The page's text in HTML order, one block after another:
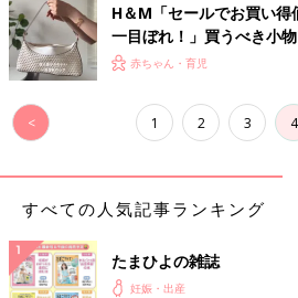
H＆М「セールでお買い得
一目ぼれ！」買うべき小
赤ちゃん・育児
< 1 2 3 4
すべての人気記事ランキング
たまひよの雑誌
妊娠・出産